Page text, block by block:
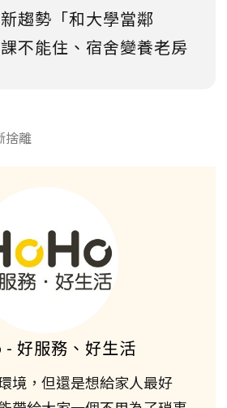
趨勢「和大學當鄰
不能住、宿舍變養老房
捨離
- 好服務、好生活
境，但還是想給家人最好